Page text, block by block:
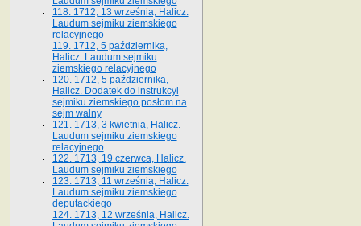
118. 1712, 13 września, Halicz.
Laudum sejmiku ziemskiego
relacyjnego
119. 1712, 5 października,
Halicz. Laudum sejmiku
ziemskiego relacyjnego
120. 1712, 5 października,
Halicz. Dodatek do instrukcyi
sejmiku ziemskiego posłom na
sejm walny
121. 1713, 3 kwietnia, Halicz.
Laudum sejmiku ziemskiego
relacyjnego
122. 1713, 19 czerwca, Halicz.
Laudum sejmiku ziemskiego
123. 1713, 11 września, Halicz.
Laudum sejmiku ziemskiego
deputackiego
124. 1713, 12 września, Halicz.